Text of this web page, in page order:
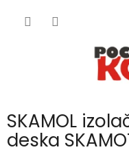
SKAMOL
deska